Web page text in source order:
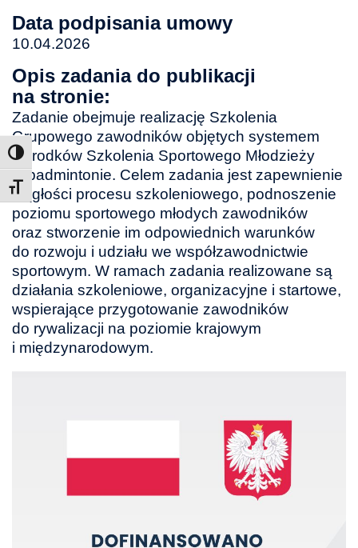
Toggle Font size
Data podpisania umowy
10.04.2026
Opis zadania do publikacji
na stronie:
Zadanie obejmuje realizację Szkolenia
Grupowego zawodników objętych systemem
Ośrodków Szkolenia Sportowego Młodzieży
w badmintonie. Celem zadania jest zapewnienie
ciągłości procesu szkoleniowego, podnoszenie
poziomu sportowego młodych zawodników
oraz stworzenie im odpowiednich warunków
do rozwoju i udziału we współzawodnictwie
sportowym. W ramach zadania realizowane są
działania szkoleniowe, organizacyjne i startowe,
wspierające przygotowanie zawodników
do rywalizacji na poziomie krajowym
i międzynarodowym.